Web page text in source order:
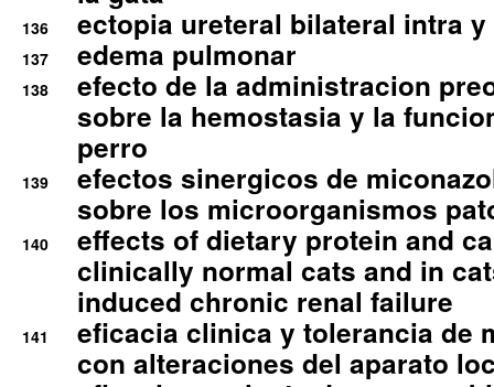
136 ectopia ureteral bilateral intra
137 edema pulmonar
138
efecto de la administracion
sobre la hemostasia y la
perro
139
efectos sinergicos de
sobre los microorganismos
140
effects of dietary protein and
clinically normal cats and in
induced chronic renal failure
141
eficacia clinica y tolerancia de
con alteraciones del aparato